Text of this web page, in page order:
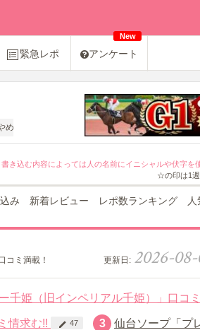
緊急レポ アンケート
New
い。
き込む内容によっては人の名前にイニシャルや伏字を
☆の印は1週
み 新着レビュー レポ数ランキング
コミ満載！ 更新日: 2026-
千姫（旧インペリアル千姫）」口コ
情求む!! 47 3 仙台ソープ「プ